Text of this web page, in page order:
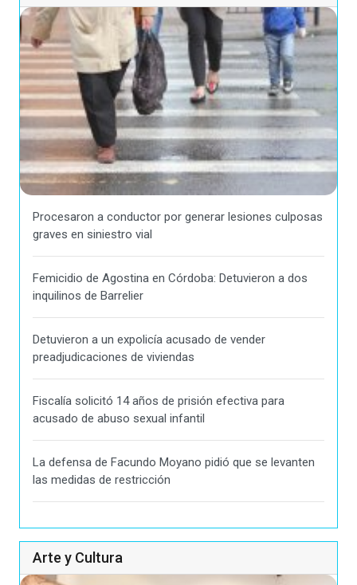
Procesaron a conductor por generar lesiones culposas
graves en siniestro vial
Femicidio de Agostina en Córdoba: Detuvieron a dos
inquilinos de Barrelier
Detuvieron a un expolicía acusado de vender
preadjudicaciones de viviendas
Fiscalía solicitó 14 años de prisión efectiva para
acusado de abuso sexual infantil
La defensa de Facundo Moyano pidió que se levanten
las medidas de restricción
Arte y Cultura